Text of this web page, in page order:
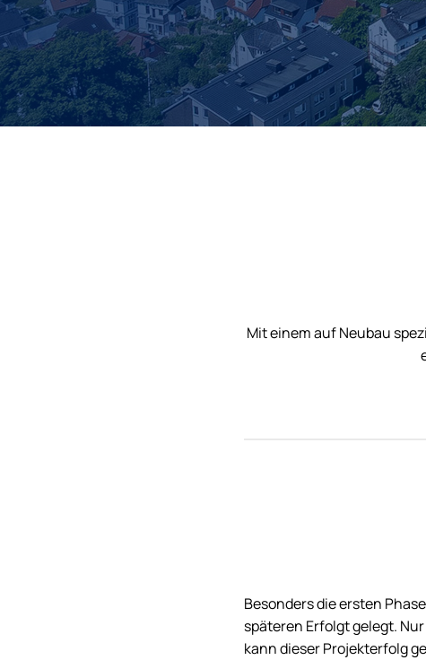
Mit einem auf Neubau
Besonders die ersten
späteren Erfolgt gelegt.
kann dieser Projekterfolg